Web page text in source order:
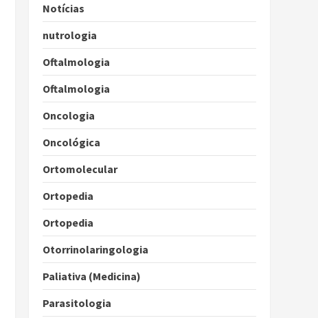
Notícias
nutrologia
Oftalmologia
Oftalmologia
Oncologia
Oncológica
Ortomolecular
Ortopedia
Ortopedia
Otorrinolaringologia
Paliativa (Medicina)
Parasitologia